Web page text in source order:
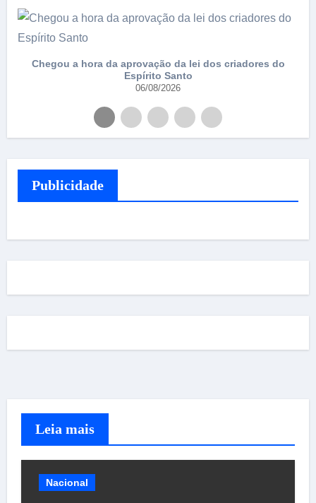
Chegou a hora da aprovação da lei dos criadores do
Espírito Santo
06/08/2026
Publicidade
Leia mais
Nacional